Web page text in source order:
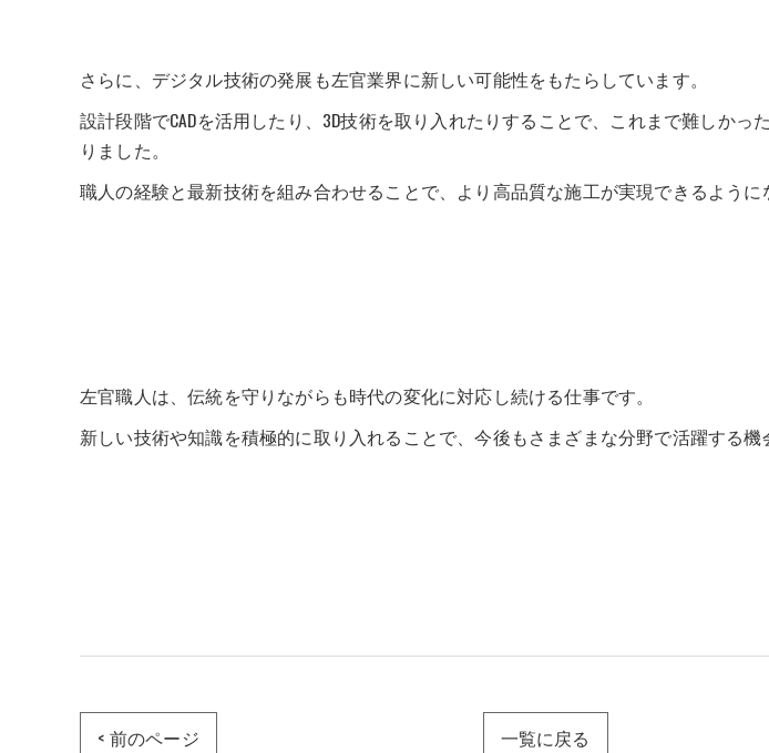
さらに、デジタル技術の発展も左官業界に新しい可能性をもたらしています。
設計段階でCADを活用したり、3D技術を取り入れたりすることで、これまで難しかっ
りました。
職人の経験と最新技術を組み合わせることで、より高品質な施工が実現できるように
左官職人は、伝統を守りながらも時代の変化に対応し続ける仕事です。
新しい技術や知識を積極的に取り入れることで、今後もさまざまな分野で活躍する機
< 前のページ 一覧に戻る